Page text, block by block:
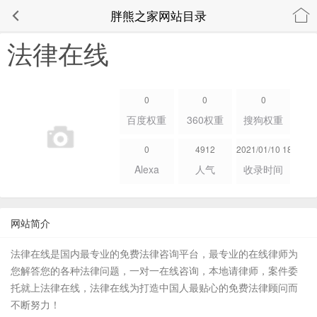
胖熊之家网站目录
法律在线
0
百度权重
0
360权重
0
搜狗权重
0
Alexa
4912
人气
2021/01/10 18:19:29
收录时间
网站简介
法律在线是国内最专业的免费法律咨询平台，最专业的在线律师为
您解答您的各种法律问题，一对一在线咨询，本地请律师，案件委
托就上法律在线，法律在线为打造中国人最贴心的免费法律顾问而
不断努力！